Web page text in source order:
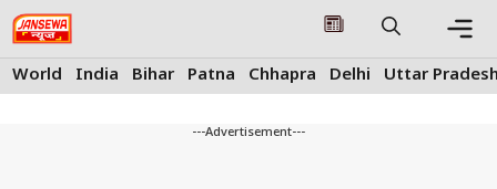
Skip
to
content
World India Bihar Patna Chhapra Delhi Uttar
---Advertisement---